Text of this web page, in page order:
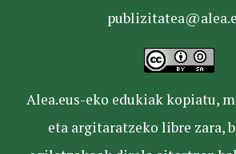
Alea.eus-eko edukiak kopiatu,
eta argitaratzeko libre zara,